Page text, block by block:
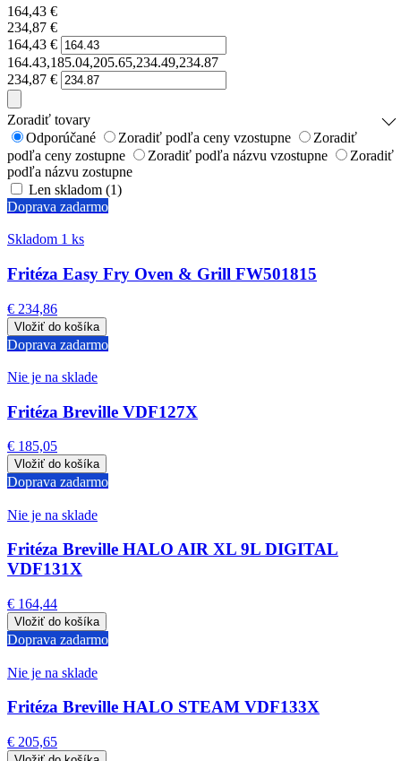
164,43 €
234,87 €
164,43 €
164.43,185.04,205.65,234.49,234.87
234,87 €
Zoradiť tovary
Odporúčané
Zoradiť podľa ceny vzostupne
Zoradiť
podľa ceny zostupne
Zoradiť podľa názvu vzostupne
Zoradiť
podľa názvu zostupne
Len skladom (1)
Doprava zadarmo
Skladom 1 ks
Fritéza Easy Fry Oven & Grill FW501815
€ 234,86
Doprava zadarmo
Nie je na sklade
Fritéza Breville VDF127X
€ 185,05
Doprava zadarmo
Nie je na sklade
Fritéza Breville HALO AIR XL 9L DIGITAL
VDF131X
€ 164,44
Doprava zadarmo
Nie je na sklade
Fritéza Breville HALO STEAM VDF133X
€ 205,65